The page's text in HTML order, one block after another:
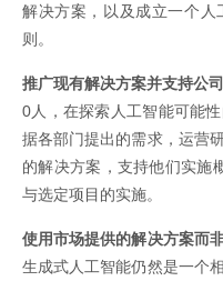
解决方案，以及成立一个
则。
推广现有解决方案并支持公
0人，在探索人工智能可能
据各部门提出的需求，运营
的解决方案，支持他们实施
与选定项目的实施。
使用市场提供的解决方案而
生成式人工智能仍然是一个